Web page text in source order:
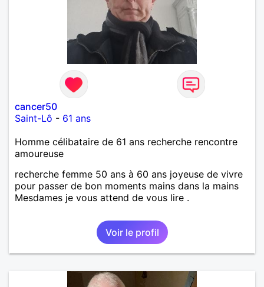
cancer50
Saint-Lô - 61 ans
Homme célibataire de 61 ans recherche rencontre
amoureuse
recherche femme 50 ans à 60 ans joyeuse de vivre
pour passer de bon moments mains dans la mains
Mesdames je vous attend de vous lire .
Voir le profil